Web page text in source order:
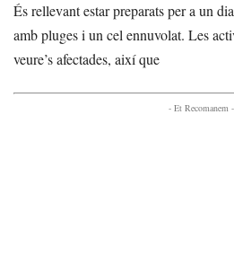
És rellevant estar preparats per a un
amb pluges i un cel ennuvolat. Les
veure’s afectades, així que
- Et Recomanem -